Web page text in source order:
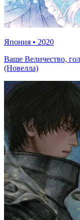
Япония • 2020
Ваше Величество,
(Новелла)